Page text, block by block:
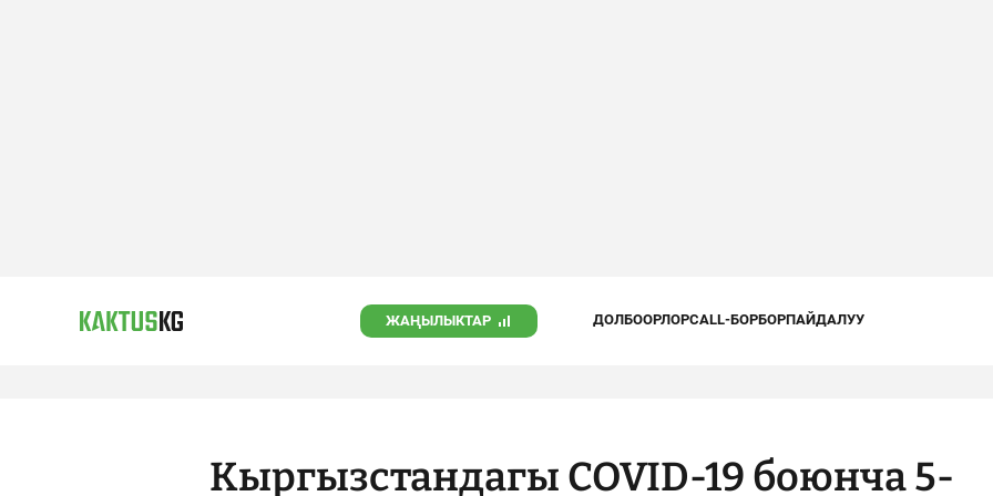
ЖАҢЫЛЫКТАР ДОЛБООРЛОРCALL-БОРБОРПАЙДАЛУУ
Кыргызстандагы COVID-19 боюнча 5-